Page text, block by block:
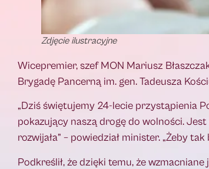
Zdjęcie ilustracyjne
Wicepremier, szef MON Mariusz
Brygadę Pancerną im. gen. Tadeusza
„Dziś świętujemy 24-lecie przystąpienia
pokazujący naszą drogę do wolności.
rozwijała” – powiedział minister. „Żeby
Podkreślił, że dzięki temu, że